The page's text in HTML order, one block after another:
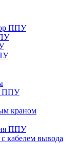
ППУ
ППУ
краном
ППУ
кабелем вывода